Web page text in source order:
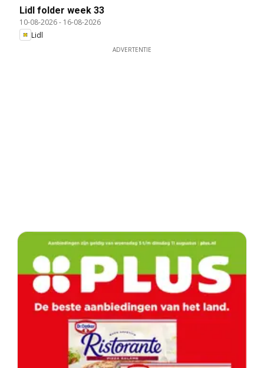
Lidl folder week 33
10-08-2026- 16-08-2026
Lidl
ADVERTENTIE